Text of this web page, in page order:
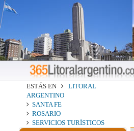
ESTÁS EN
LITORAL
ARGENTINO
SANTA FE
ROSARIO
SERVICIOS TURÍSTICOS